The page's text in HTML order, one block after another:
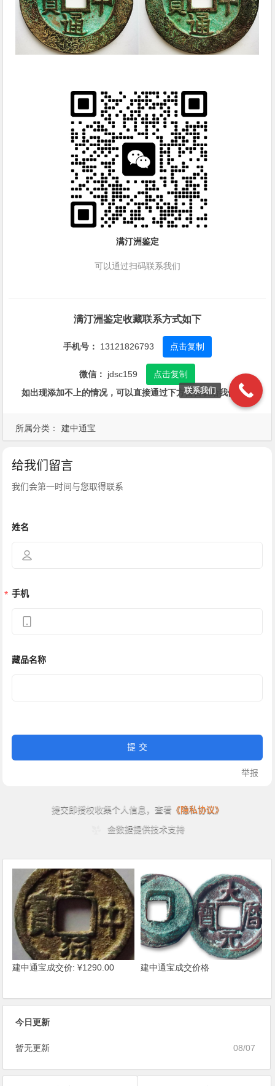
所属分类： 建中通宝
满汀洲鉴定
可以通过扫码联系我们
满汀洲鉴定收藏联系方式如下
手机号： 13121826793 点击复制
微信： jdsc159
点击复制
如出现添加不上的情况，可以直接通过下方留言表给我们留言
建中通宝成交价: ¥1290.00 建中通宝成交价格
今日更新
08/07
暂无更新
联系我们